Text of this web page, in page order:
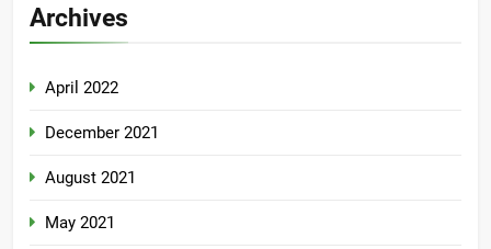
Archives
April 2022
December 2021
August 2021
May 2021